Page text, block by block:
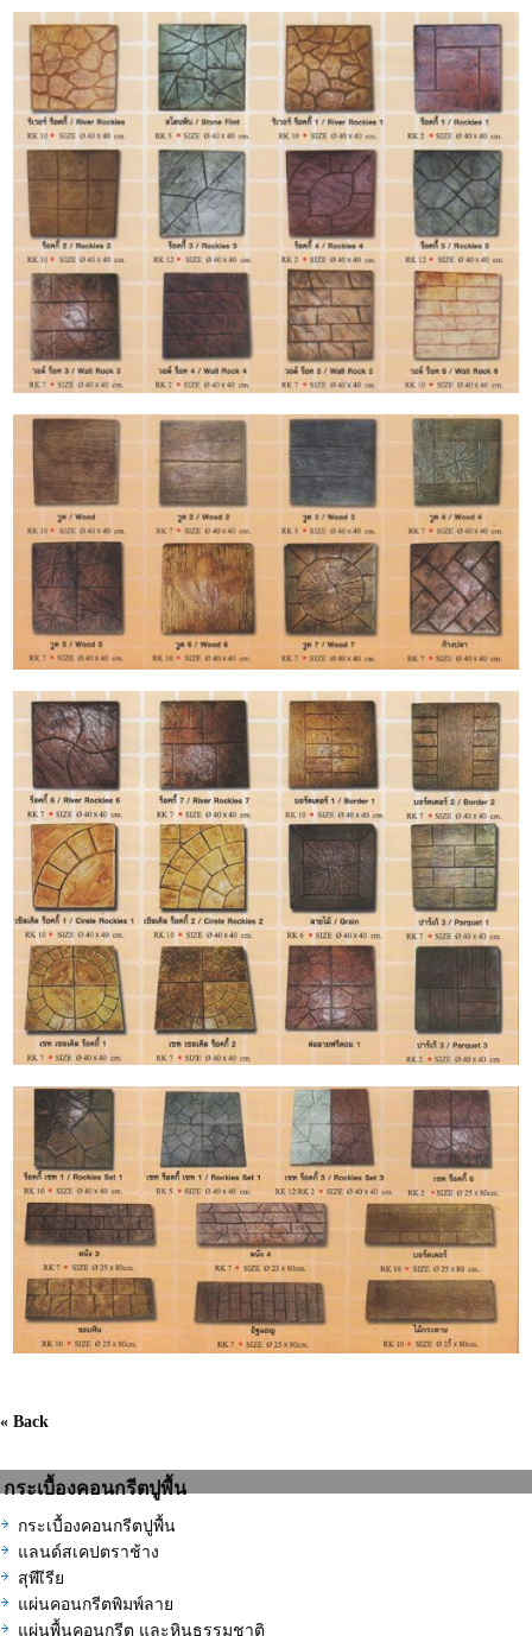
« Back
กระเบื้องคอนกรีตปูพื้น
กระเบื้องคอนกรีตปูพื้น
แลนด์สเคปตราช้าง
สุพีเีรีย
แผ่นคอนกรีตพิมพ์ลาย
แผ่นพื้นคอนกรีต และหินธรรมชาติ